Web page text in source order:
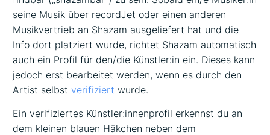
seine Musik über recordJet oder einen anderen
Musikvertrieb an Shazam ausgeliefert hat und die
Info dort platziert wurde, richtet Shazam automatisch
auch ein Profil für den/die Künstler:in ein. Dieses kann
jedoch erst bearbeitet werden, wenn es durch den
Artist selbstverifiziert wurde.
Ein verifiziertes Künstler:innenprofil erkennst du an
dem kleinen blauen Häkchen neben dem